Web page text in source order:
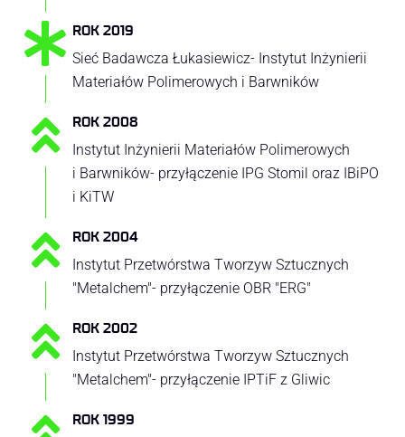
ROK 2019
Sieć Badawcza Łukasiewicz- Instytut Inżynierii
Materiałów Polimerowych i Barwników
ROK 2008
Instytut Inżynierii Materiałów Polimerowych
i Barwników- przyłączenie IPG Stomil oraz IBiPO
i KiTW
ROK 2004
Instytut Przetwórstwa Tworzyw Sztucznych
"Metalchem"- przyłączenie OBR "ERG"
ROK 2002
Instytut Przetwórstwa Tworzyw Sztucznych
"Metalchem"- przyłączenie IPTiF z Gliwic
ROK 1999